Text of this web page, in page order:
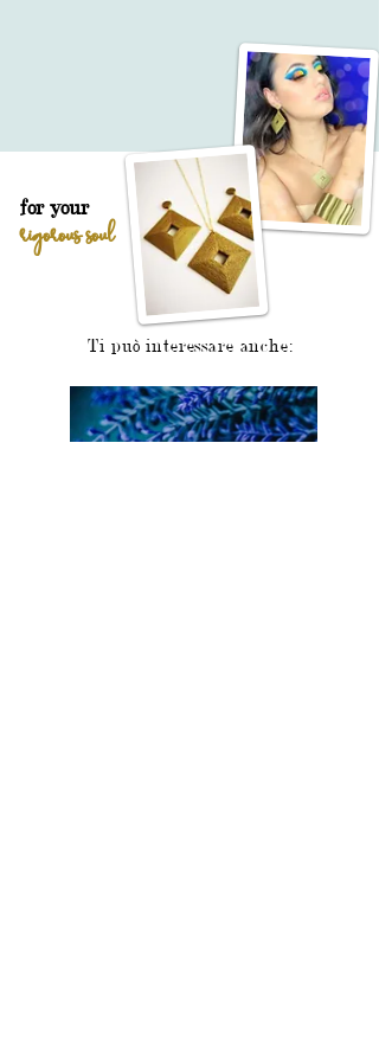
for your
rigorous soul
Ti può interessare anche: